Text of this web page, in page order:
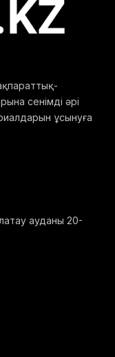
сенімді әрі
ұсынуға
ауданы 20-